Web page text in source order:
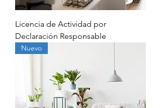
Licencia de Actividad por
Declaración Responsable
Nuevo